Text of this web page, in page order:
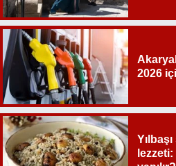
2026